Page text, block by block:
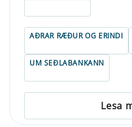
AÐRAR RÆÐUR OG ERINDI
UM SEÐLABANKANN
Lesa